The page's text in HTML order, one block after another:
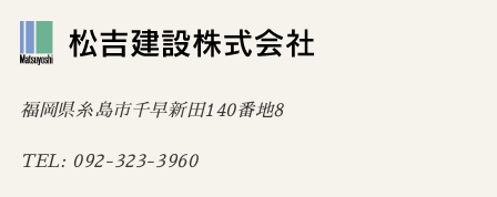
福岡県糸島市千早新田140番地8
TEL: 092-323-3960